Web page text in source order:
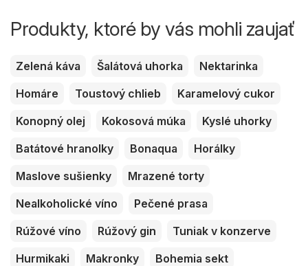
Produkty, ktoré by vás mohli zaujať
Zelená káva Šalátová uhorka
Nektarinka
Homáre
Toustový chlieb
Karamelový cukor
Konopný olej
Kokosová múka
Kyslé uhorky
Batátové hranolky
Bonaqua
Horálky
Maslove sušienky
Mrazené torty
Nealkoholické víno
Pečené prasa
Rúžové víno
Rúžový gin
Tuniak v konzerve
Hurmikaki
Makronky
Bohemia sekt